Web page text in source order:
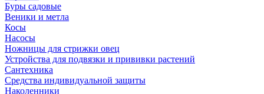
Буры садовые
Веники и метла
Косы
Насосы
Ножницы для стрижки овец
Устройства для подвязки и прививки растений
Сантехника
Средства индивидуальной защиты
Наколенники